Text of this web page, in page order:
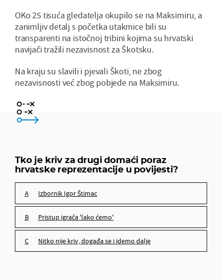
OKo 25 tisuća gledatelja okupilo se na Maksimiru, a
zanimljiv detalj s početka utakmice bili su
transparenti na istočnoj tribini kojima su hrvatski
navijači tražili nezavisnost za Škotsku.
Na kraju su slavili i pjevali Škoti, ne zbog
nezavisnosti već zbog pobjede na Maksimiru.
Tko je kriv za drugi domaći poraz
hrvatske reprezentacije u povijesti?
izbornik Igor Štimac
pristup igrača 'lako ćemo'
nitko nije kriv, događa se i idemo dalje
nitko nije kriv, događa se i idemo dalje